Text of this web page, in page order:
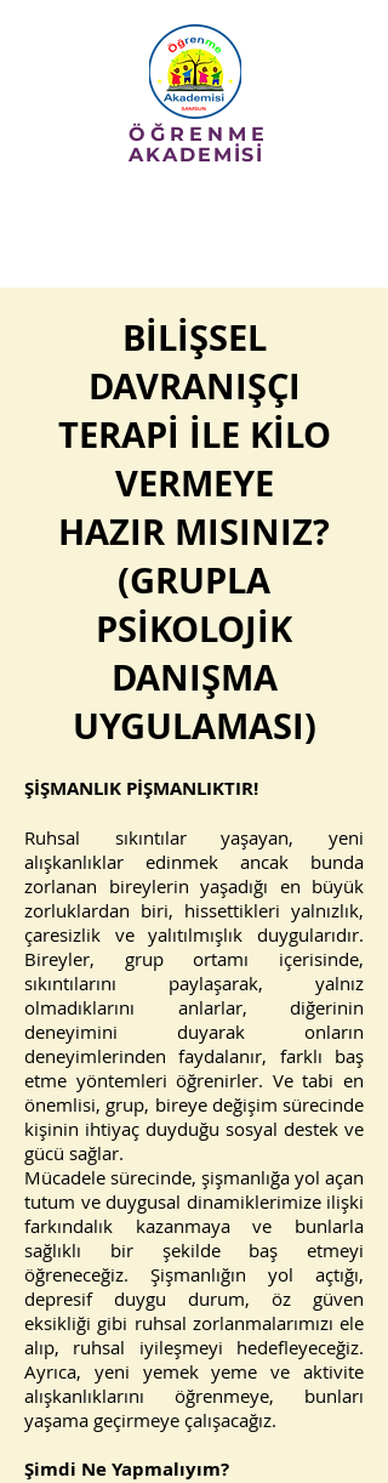
ÖĞRENME
AKADEMİSİ
BİLİŞSEL
DAVRANIŞÇI
TERAPİ İLE KİLO
VERMEYE
HAZIR MISINIZ?
(GRUPLA
PSİKOLOJİK
DANIŞMA
UYGULAMASI)
ŞİŞMANLIK PİŞMANLIKTIR!
Ruhsal sıkıntılar yaşayan, yeni
alışkanlıklar edinmek ancak bunda
zorlanan bireylerin yaşadığı en büyük
zorluklardan biri, hissettikleri yalnızlık,
çaresizlik ve yalıtılmışlık duygularıdır.
Bireyler, grup ortamı içerisinde,
sıkıntılarını paylaşarak, yalnız
olmadıklarını anlarlar, diğerinin
deneyimini duyarak onların
deneyimlerinden faydalanır, farklı baş
etme yöntemleri öğrenirler. Ve tabi en
önemlisi, grup, bireye değişim sürecinde
kişinin ihtiyaç duyduğu sosyal destek ve
gücü sağlar.
Mücadele sürecinde, şişmanlığa yol açan
tutum ve duygusal dinamiklerimize ilişki
farkındalık kazanmaya ve bunlarla
sağlıklı bir şekilde baş etmeyi
öğreneceğiz. Şişmanlığın yol açtığı,
depresif duygu durum, öz güven
eksikliği gibi ruhsal zorlanmalarımızı ele
alıp, ruhsal iyileşmeyi hedefleyeceğiz.
Ayrıca, yeni yemek yeme ve aktivite
alışkanlıklarını öğrenmeye, bunları
yaşama geçirmeye çalışacağız.
Şimdi Ne Yapmalıyım?